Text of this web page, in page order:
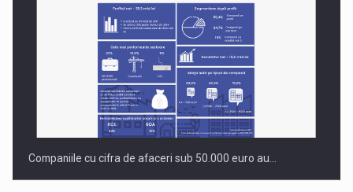
Companiile cu cifra de afaceri sub 50.000 euro au…